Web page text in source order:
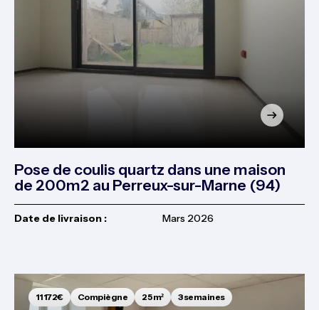
Pose de coulis quartz dans une maison
de 200m2 au Perreux-sur-Marne (94)
Date de livraison : Mars 2026
11 172€ Compiègne 25 m² 3 semaines